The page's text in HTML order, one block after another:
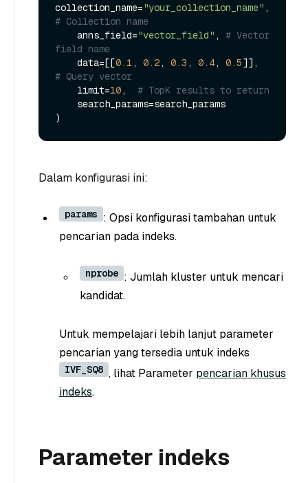
collection_name="your_collection_name"
# Collection name
    anns_field=
"vector_field" , # Vector
field name
    data=[[
0.1 , 0.2 , 0.3 , 0.4 , 0.5
# Query vector
    limit=
10 , # TopK results to return
Dalam konfigurasi ini:
params : Opsi konfigurasi tambahan untuk
pencarian pada indeks.
nprobe : Jumlah kluster untuk mencari
kandidat.
Untuk mempelajari lebih lanjut parameter
pencarian yang tersedia untuk indeks
IVF_SQ8 , lihat Parameter pencarian khusus
indeks.
Parameter indeks